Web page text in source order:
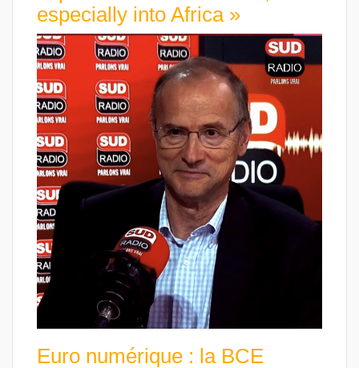
especially into Africa »
Euro numérique : la BCE